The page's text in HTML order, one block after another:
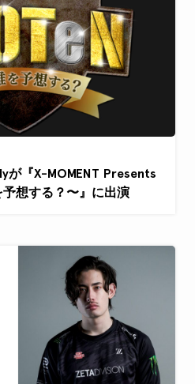
が『X-MOMENT Presents
想する？〜』に出演